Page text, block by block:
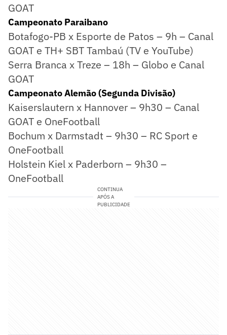
GOAT
Campeonato Paraibano
Botafogo-PB x Esporte de Patos – 9h – Canal
GOAT e TH+ SBT Tambaú (TV e YouTube)
Serra Branca x Treze – 18h – Globo e Canal
GOAT
Campeonato Alemão (Segunda Divisão)
Kaiserslautern x Hannover – 9h30 – Canal
GOAT e OneFootball
Bochum x Darmstadt – 9h30 – RC Sport e
OneFootball
Holstein Kiel x Paderborn – 9h30 –
OneFootball
CONTINUA
APÓS A
PUBLICIDADE